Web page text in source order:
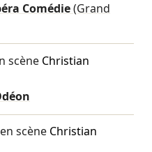
Comédie(Grand
scène Christian
scène Christian